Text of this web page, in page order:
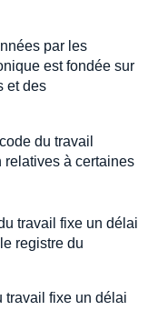
par les
est fondée sur
et des
du travail
relatives à certaines
travail fixe un délai
registre du
travail fixe un délai